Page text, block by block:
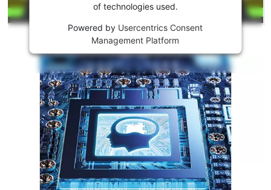
This
content
permitted
trackers
disclosed
of technologies used.
Powered by Usercentrics Consent
Management Platform